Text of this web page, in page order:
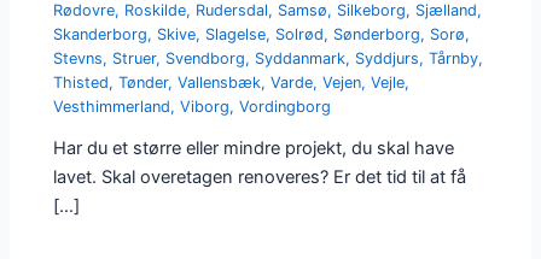
Rødovre, Roskilde, Rudersdal, Samsø, Silkeborg, Sjælland,
Skanderborg, Skive, Slagelse, Solrød, Sønderborg, Sorø,
Stevns, Struer, Svendborg, Syddanmark, Syddjurs,Tårnby,
Thisted,Tønder,Vallensbæk,Varde,Vejen,Vejle,
Vesthimmerland,Viborg,Vordingborg
Har du et større eller mindre projekt, du skal have
lavet. Skal overetagen renoveres? Er det tid til at få
[…]